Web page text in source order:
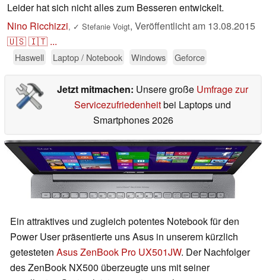
Leider hat sich nicht alles zum Besseren entwickelt.
Nino Ricchizzi, ✓ Stefanie Voigt, Veröffentlicht am 13.08.2015
🇺🇸🇮🇹 ...
Haswell Laptop / Notebook Windows Geforce
Jetzt mitmachen: Unsere große Umfrage zur
Servicezufriedenheitbei Laptops und
Smartphones 2026
Ein attraktives und zugleich potentes Notebook für den
Power User präsentierte uns Asus in unserem kürzlich
getesteten Asus ZenBook Pro UX501JW. Der Nachfolger
des ZenBook NX500 überzeugte uns mit seiner